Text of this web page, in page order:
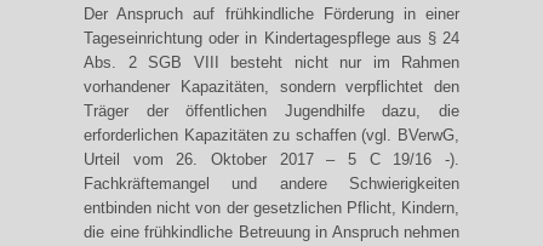
Der Anspruch auf frühkindliche Förderung in einer
Tageseinrichtung oder in Kindertagespflege aus § 24
Abs. 2 SGB VIII besteht nicht nur im Rahmen
vorhandener Kapazitäten, sondern verpflichtet den
Träger der öffentlichen Jugendhilfe dazu, die
erforderlichen Kapazitäten zu schaffen (vgl. BVerwG,
Urteil vom 26. Oktober 2017 – 5 C 19/16 -).
Fachkräftemangel und andere Schwierigkeiten
entbinden nicht von der gesetzlichen Pflicht, Kindern,
die eine frühkindliche Betreuung in Anspruch nehmen